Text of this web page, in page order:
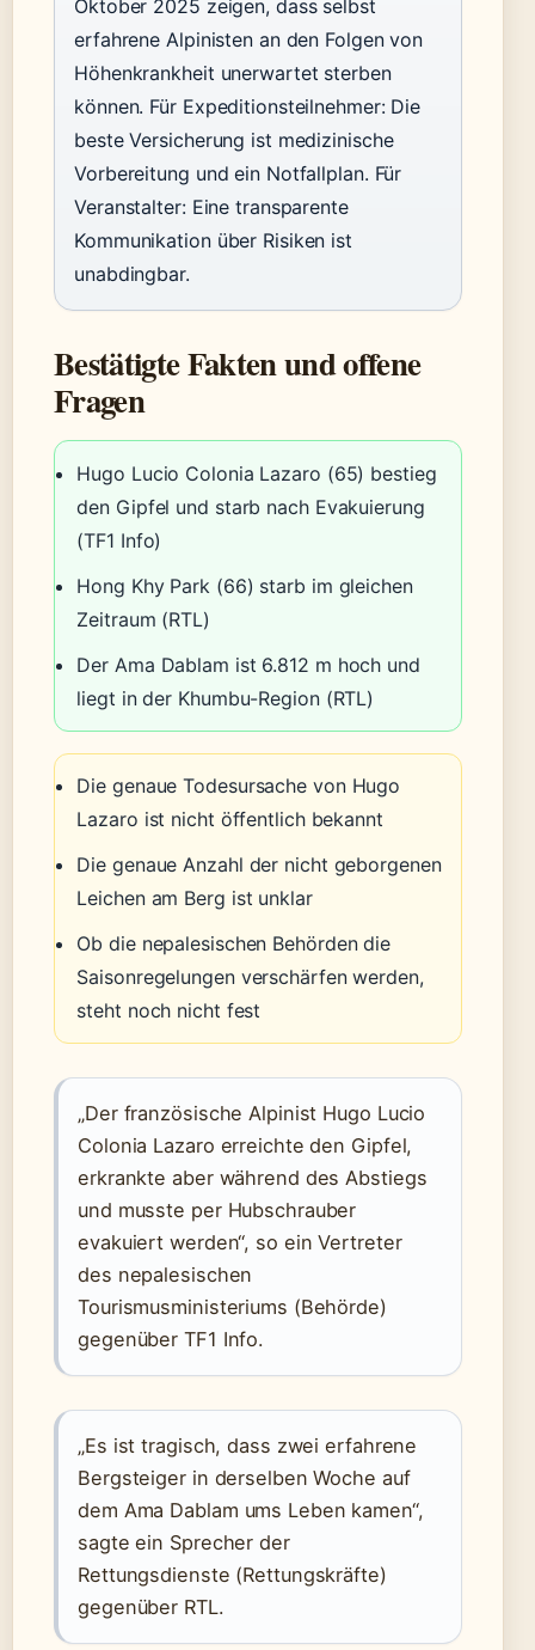
Oktober 2025 zeigen, dass selbst
erfahrene Alpinisten an den Folgen von
Höhenkrankheit unerwartet sterben
können. Für Expeditionsteilnehmer: Die
beste Versicherung ist medizinische
Vorbereitung und ein Notfallplan. Für
Veranstalter: Eine transparente
Kommunikation über Risiken ist
unabdingbar.
Bestätigte Fakten und offene
Fragen
Hugo Lucio Colonia Lazaro (65) bestieg
den Gipfel und starb nach Evakuierung
(TF1 Info)
Hong Khy Park (66) starb im gleichen
Zeitraum (RTL)
Der Ama Dablam ist 6.812 m hoch und
liegt in der Khumbu-Region (RTL)
Die genaue Todesursache von Hugo
Lazaro ist nicht öffentlich bekannt
Die genaue Anzahl der nicht geborgenen
Leichen am Berg ist unklar
Ob die nepalesischen Behörden die
Saisonregelungen verschärfen werden,
steht noch nicht fest
„Der französische Alpinist Hugo Lucio
Colonia Lazaro erreichte den Gipfel,
erkrankte aber während des Abstiegs
und musste per Hubschrauber
evakuiert werden“, so ein Vertreter
des nepalesischen
Tourismusministeriums (Behörde)
gegenüber TF1 Info.
„Es ist tragisch, dass zwei erfahrene
Bergsteiger in derselben Woche auf
dem Ama Dablam ums Leben kamen“,
sagte ein Sprecher der
Rettungsdienste (Rettungskräfte)
gegenüber RTL.